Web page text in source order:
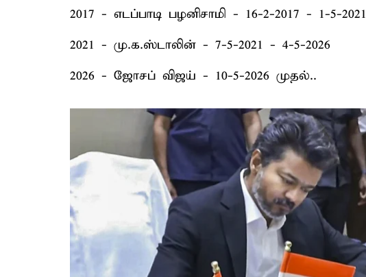
2017 - எடப்பாடி பழனிசாமி - 16-2-2017 - 1-5-2021
2021 - மு.க.ஸ்டாலின் - 7-5-2021 - 4-5-2026
2026 - ஜோசப் விஜய் - 10-5-2026 முதல்..